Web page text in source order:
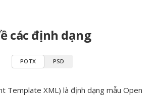
các định dạng
POTX PSD
Template XML) là định dạng mẫu Open